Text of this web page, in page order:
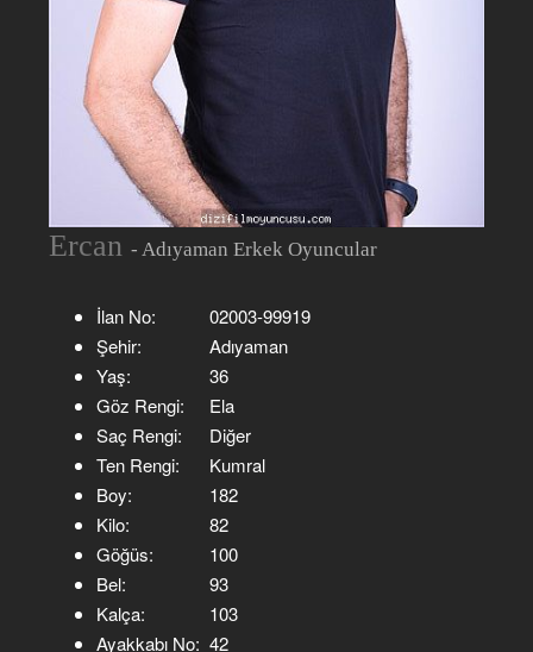
Ercan- Adıyaman Erkek Oyuncular
İlan No:
02003-99919
Şehir:
Adıyaman
Yaş:
36
Göz Rengi:
Ela
Saç Rengi:
Diğer
Ten Rengi:
Kumral
Boy:
182
Kilo:
82
Göğüs:
100
Bel:
93
Kalça:
103
Ayakkabı No: 42